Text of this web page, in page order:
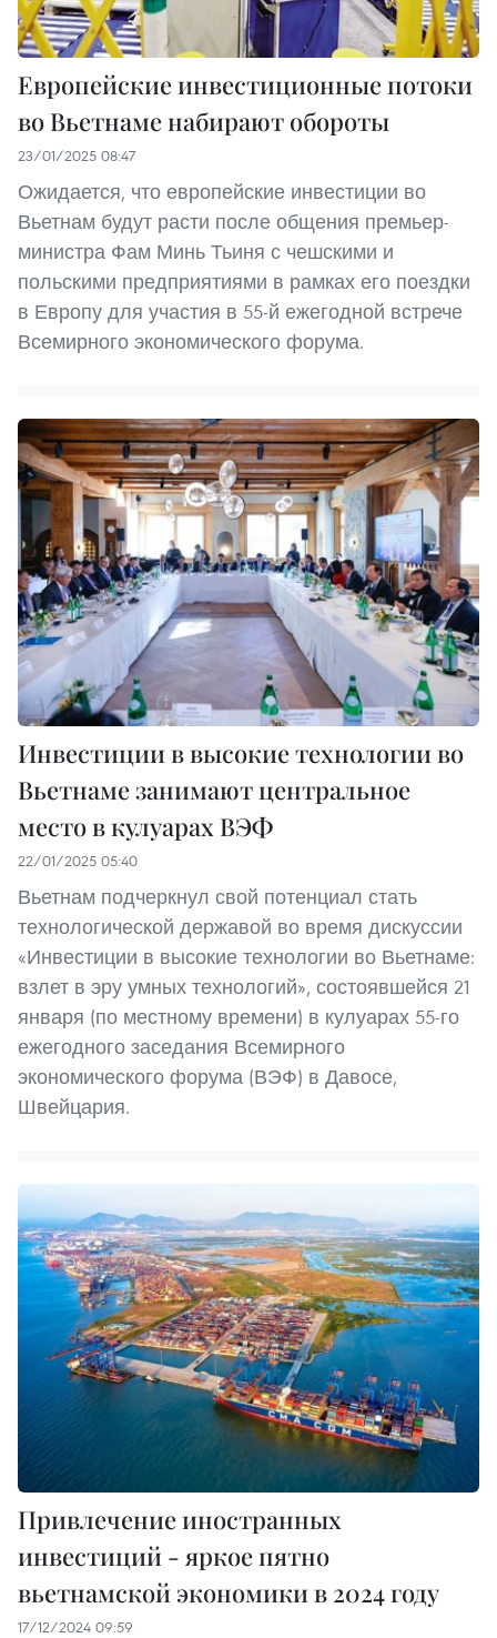
Европейские инвестиционные потоки
во Вьетнаме набирают обороты
23/01/2025 08:47
Ожидается, что европейские инвестиции во
Вьетнам будут расти после общения премьер-
министра Фам Минь Тьиня с чешскими и
польскими предприятиями в рамках его поездки
в Европу для участия в 55-й ежегодной встрече
Всемирного экономического форума.
Инвестиции в высокие технологии во
Вьетнаме занимают центральное
место в кулуарах ВЭФ
22/01/2025 05:40
Вьетнам подчеркнул свой потенциал стать
технологической державой во время дискуссии
«Инвестиции в высокие технологии во Вьетнаме:
взлет в эру умных технологий», состоявшейся 21
января (по местному времени) в кулуарах 55-го
ежегодного заседания Всемирного
экономического форума (ВЭФ) в Давосе,
Швейцария.
Привлечение иностранных
инвестиций - яркое пятно
вьетнамской экономики в 2024 году
17/12/2024 09:59